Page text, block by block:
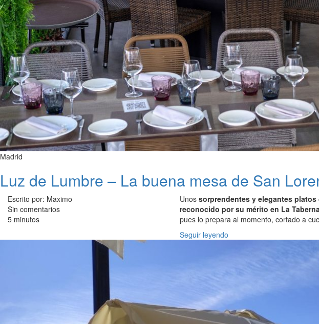
Madrid
Luz de Lumbre – La buena mesa de San
Escrito por: Maximo
Sin comentarios
5 minutos
Unos sorprendentes y elegantes platos
reconocido por su mérito en La
pues lo prepara al momento, cortado a
Seguir leyendo